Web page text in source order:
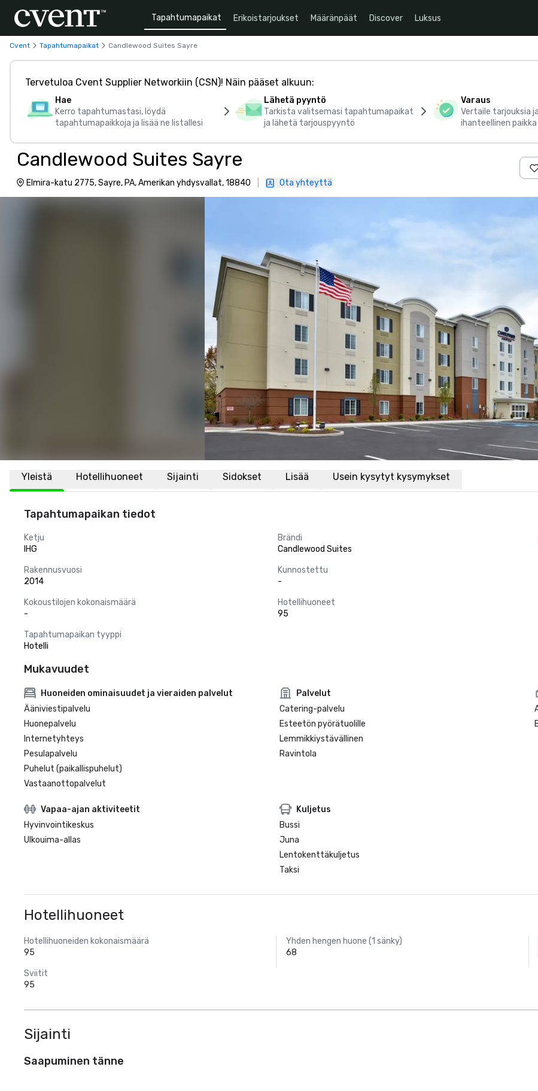
Tapahtumapaikat Erikoistarjoukset Määränpäät Discover Luksus
Cvent Tapahtumapaikat Candlewood Suites Sayre
Tervetuloa Cvent Supplier Networkiin (CSN)! Näin pääset alkuun:
Hae
Kerro tapahtumastasi, löydä
tapahtumapaikkoja ja lisää ne listallesi
Lähetä pyyntö
Tarkista valitsemasi tapahtumapaikat
ja lähetä tarjouspyyntö
Varaus
Vertaile tarjouksia
ihanteellinen
Candlewood Suites Sayre
Elmira-katu 2775, Sayre, PA, Amerikan yhdysvallat, 18840 Ota yhteyttä
Yleistä Hotellihuoneet Sijainti Sidokset Lisää Usein kysytyt kysymykset
Tapahtumapaikan tiedot
Ketju
IHG
Brändi
Candlewood Suites
Rakennusvuosi
2014
Kunnostettu
-
Kokoustilojen kokonaismäärä
-
Hotellihuoneet
95
Tapahtumapaikan tyyppi
Hotelli
Mukavuudet
Huoneiden ominaisuudet ja vieraiden palvelut
Ääniviestipalvelu
Huonepalvelu
Internetyhteys
Pesulapalvelu
Puhelut (paikallispuhelut)
Vastaanottopalvelut
Palvelut
Catering-palvelu
Esteetön pyörätuolille
Lemmikkiystävällinen
Ravintola
Vapaa-ajan aktiviteetit
Hyvinvointikeskus
Ulkouima-allas
Kuljetus
Bussi
Juna
Lentokenttäkuljetus
Taksi
Hotellihuoneet
Hotellihuoneiden kokonaismäärä
95
Yhden hengen huone (1 sänky)
68
Sviitit
95
Sijainti
Saapuminen tänne